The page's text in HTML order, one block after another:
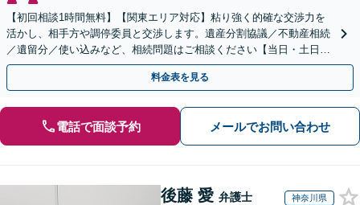
【初回相談1時間無料】【関東エリア対応】粘り強く的確な交渉力を
活かし、相手方や調停委員と交渉します。遺産分割協議／不動産相続
／遺留分／使い込みなど、相続問題はご相談ください【当日・土日対
応可】トラブル前の段階でも相談可。メール24時間受付
料金表を見る
電話で面談予約 メールでお問い合わせ
後藤 愛 弁護士 神奈川県